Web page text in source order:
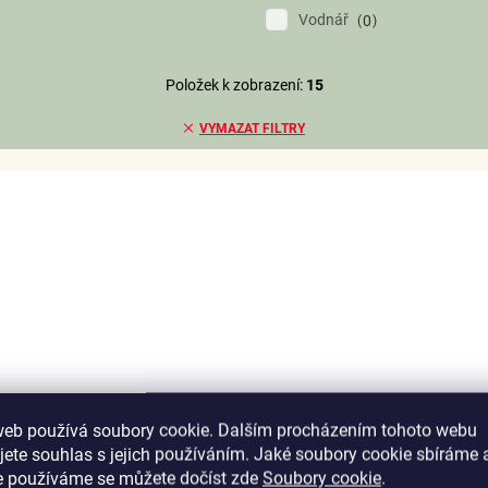
používá soubory cookie. Dalším procházením tohoto webu
souhlas s jejich používáním. Jaké soubory cookie sbíráme
používáme se můžete dočíst zde Soubory cookie.
Vodnář
0
VYMAZAT FILTRY
Položek k zobrazení: 15